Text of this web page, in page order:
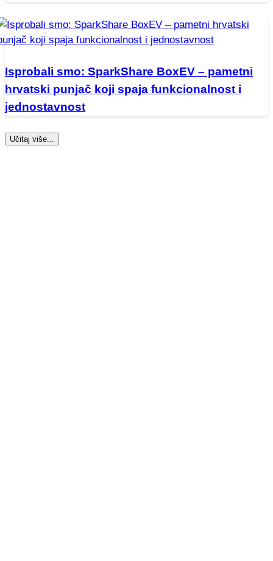
Isprobali smo: SparkShare BoxEV – pametni
hrvatski punjač koji spaja funkcionalnost i
jednostavnost
Učitaj više...